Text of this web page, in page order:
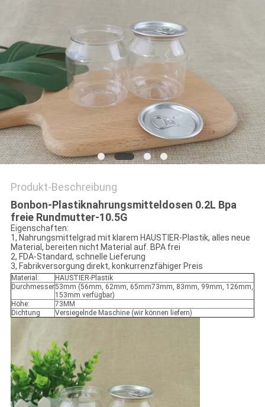
Produkt-Beschreibung
Bonbon-Plastiknahrungsmitteldosen 0.2L Bpa
freie Rundmutter-10.5G
Eigenschaften:
1, Nahrungsmittelgrad mit klarem HAUSTIER-Plastik, alles neue
Material, bereiten nicht Material auf. BPA frei
2, FDA-Standard, schnelle Lieferung
3, Fabrikversorgung direkt, konkurrenzfähiger Preis
Material:
HAUSTIER-Plastik
Durchmesser53mm (56mm, 62mm, 65mm73mm, 83mm, 99mm, 126mm,
153mm verfügbar)
Höhe:
73MM
Dichtung
Versiegelnde Maschine (wir können liefern)